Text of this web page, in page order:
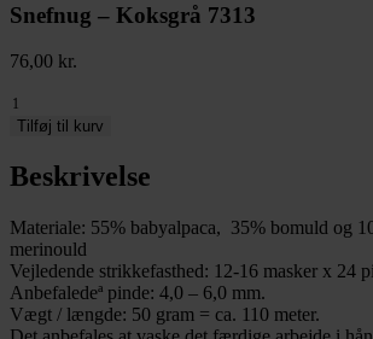
Snefnug – Koksgrå 7313
76,00 kr.
Snefnug
7313
antal
Tilføj til kurv
Beskrivelse
Materiale: 55% babyalpaca, 35% bomuld og
merinould
Vejledende strikkefasthed: 12-16 masker x 24
Anbefaledeª pinde: 4,0 – 6,0 mm.
Vægt / længde: 50 gram = ca. 110 meter.